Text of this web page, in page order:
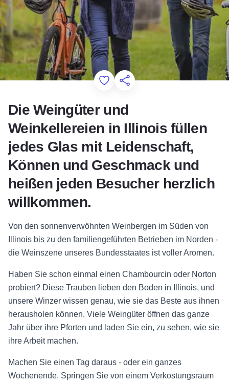
Add to Favorites
Diese Seite teilen
Die Weingüter und
Weinkellereien in Illinois füllen
jedes Glas mit Leidenschaft,
Können und Geschmack und
heißen jeden Besucher herzlich
willkommen.
Von den sonnenverwöhnten Weinbergen im Süden von
Illinois bis zu den familiengeführten Betrieben im Norden -
die Weinszene unseres Bundesstaates ist voller Aromen.
Haben Sie schon einmal einen Chambourcin oder Norton
probiert? Diese Trauben lieben den Boden in Illinois, und
unsere Winzer wissen genau, wie sie das Beste aus ihnen
herausholen können. Viele Weingüter öffnen das ganze
Jahr über ihre Pforten und laden Sie ein, zu sehen, wie sie
ihre Arbeit machen.
Machen Sie einen Tag daraus - oder ein ganzes
Wochenende. Springen Sie von einem Verkostungsraum